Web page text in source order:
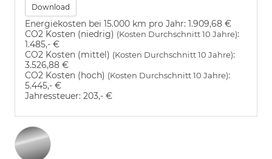
Download
Energiekosten bei 15.000 km pro Jahr: 1.909,68 €
CO2 Kosten (niedrig) (Kosten Durchschnitt 10 Jahre):
1.485,- €
CO2 Kosten (mittel) (Kosten Durchschnitt 10 Jahre):
3.526,88 €
CO2 Kosten (hoch) (Kosten Durchschnitt 10 Jahre):
5.445,- €
Jahressteuer: 203,- €